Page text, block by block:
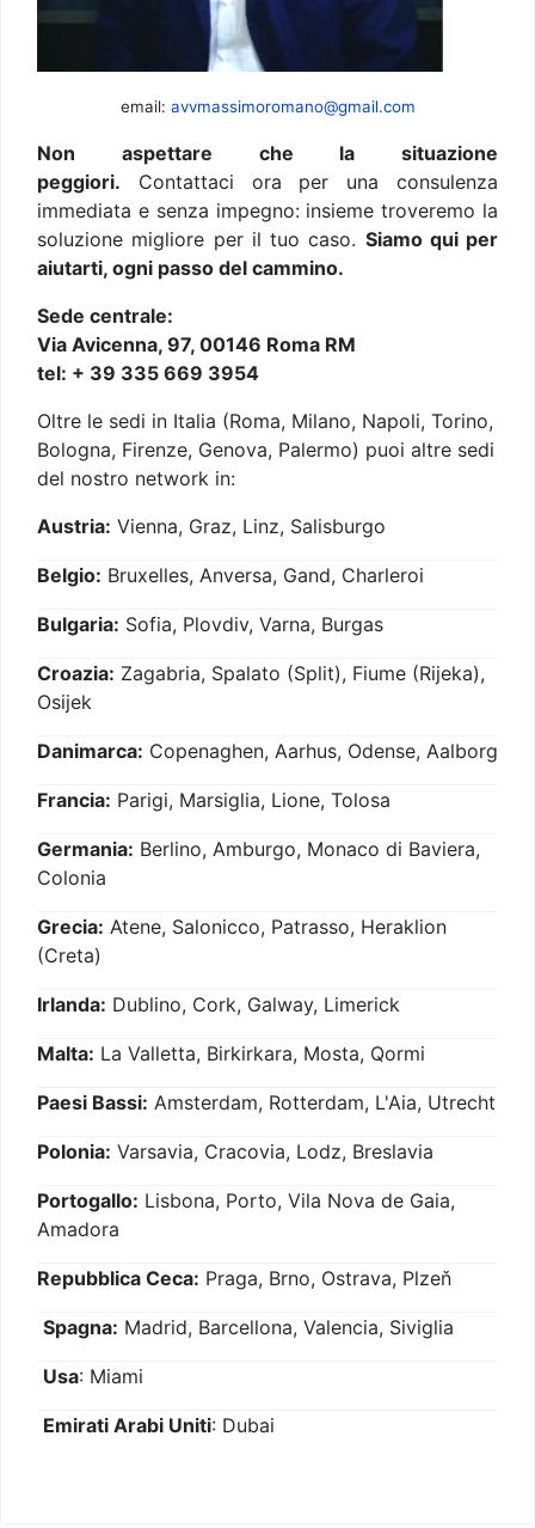
email: avvmassimoromano@gmail.com
Non aspettare che la situazione
peggiori. Contattaci ora per una consulenza
immediata e senza impegno: insieme troveremo la
soluzione migliore per il tuo caso. Siamo qui per
aiutarti, ogni passo del cammino.
Sede centrale:
Via Avicenna, 97, 00146 Roma RM
tel: + 39 335 669 3954
Oltre le sedi in Italia (Roma, Milano, Napoli, Torino,
Bologna, Firenze, Genova, Palermo) puoi altre sedi
del nostro network in:
Austria: Vienna, Graz, Linz, Salisburgo
Belgio: Bruxelles, Anversa, Gand, Charleroi
Bulgaria: Sofia, Plovdiv, Varna, Burgas
Croazia: Zagabria, Spalato (Split), Fiume (Rijeka),
Osijek
Danimarca: Copenaghen, Aarhus, Odense, Aalborg
Francia: Parigi, Marsiglia, Lione, Tolosa
Germania: Berlino, Amburgo, Monaco di Baviera,
Colonia
Grecia: Atene, Salonicco, Patrasso, Heraklion
(Creta)
Irlanda: Dublino, Cork, Galway, Limerick
Malta: La Valletta, Birkirkara, Mosta, Qormi
Paesi Bassi: Amsterdam, Rotterdam, L'Aia, Utrecht
Polonia: Varsavia, Cracovia, Lodz, Breslavia
Portogallo: Lisbona, Porto, Vila Nova de Gaia,
Amadora
Repubblica Ceca: Praga, Brno, Ostrava, Plzeň
Spagna: Madrid, Barcellona, Valencia, Siviglia
Usa: Miami
Emirati Arabi Uniti: Dubai